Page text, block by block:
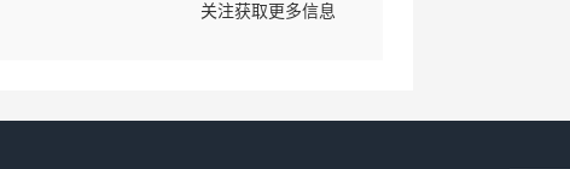
关注获取更多信息